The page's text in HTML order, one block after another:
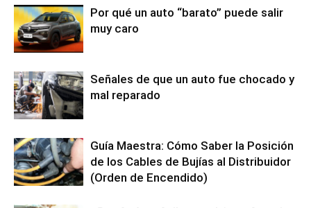
Por qué un auto “barato” puede salir
muy caro
Señales de que un auto fue chocado y
mal reparado
Guía Maestra: Cómo Saber la Posición
de los Cables de Bujías al Distribuidor
(Orden de Encendido)